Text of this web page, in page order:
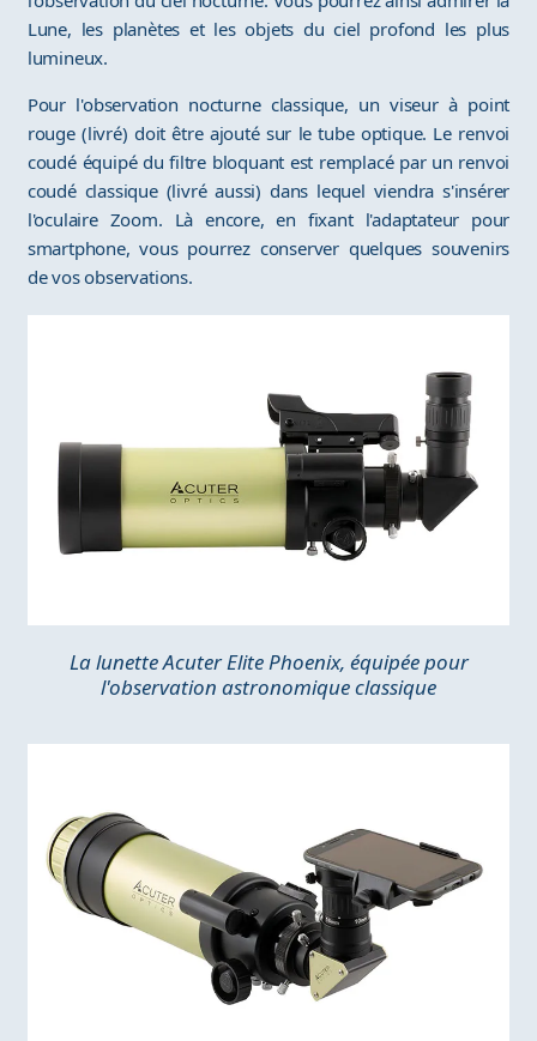
Lune, les planètes et les objets du ciel profond les plus
lumineux.
Pour l'observation nocturne classique, un viseur à point
rouge (livré) doit être ajouté sur le tube optique. Le renvoi
coudé équipé du filtre bloquant est remplacé par un renvoi
coudé classique (livré aussi) dans lequel viendra s'insérer
l'oculaire Zoom. Là encore, en fixant l'adaptateur pour
smartphone, vous pourrez conserver quelques souvenirs
de vos observations.
La lunette Acuter Elite Phoenix, équipée pour
l'observation astronomique classique